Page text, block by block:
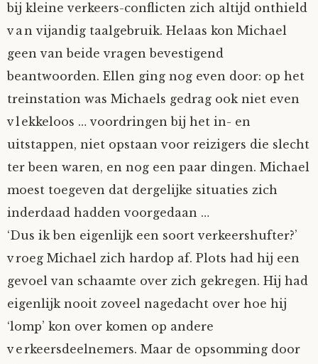
bij kleine verkeers-conflicten zich altijd onthield
van vijandig taalgebruik. Helaas kon Michael
geen van beide vragen bevestigend
beantwoorden. Ellen ging nog even door: op het
treinstation was Michaels gedrag ook niet even
vlekkeloos … voordringen bij het in- en
uitstappen, niet opstaan voor reizigers die slecht
ter been waren, en nog een paar dingen. Michael
moest toegeven dat dergelijke situaties zich
inderdaad hadden voorgedaan …
‘Dus ik ben eigenlijk een soort verkeershufter?’
vroeg Michael zich hardop af. Plots had hij een
gevoel van schaamte over zich gekregen. Hij had
eigenlijk nooit zoveel nagedacht over hoe hij
‘lomp’ kon over komen op andere
verkeersdeelnemers. Maar de opsomming door